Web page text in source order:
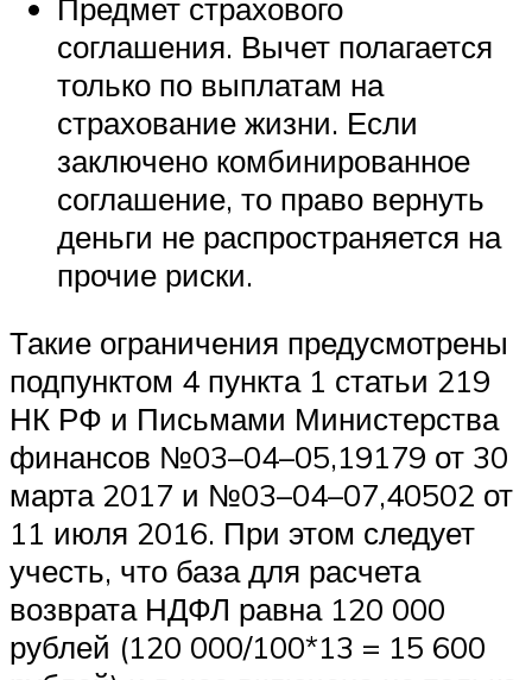
Предмет страхового
соглашения. Вычет полагается
только по выплатам на
страхование жизни. Если
заключено комбинированное
соглашение, то право вернуть
деньги не распространяется на
прочие риски.
Такие ограничения предусмотрены
подпунктом 4 пункта 1 статьи 219
НК РФ и Письмами Министерства
финансов №03–04–05,19179 от 30
марта 2017 и №03–04–07,40502 от
11 июля 2016. При этом следует
учесть, что база для расчета
возврата НДФЛ равна 120 000
рублей (120 000/100*13 = 15 600